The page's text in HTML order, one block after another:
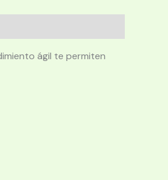
ágil te permiten